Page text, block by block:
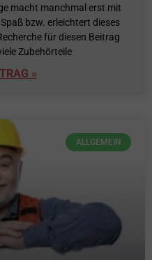
macht manchmal erst mit
bzw. erleichtert dieses
für diesen Beitrag
Zubehörteile
»
ALLGEMEIN